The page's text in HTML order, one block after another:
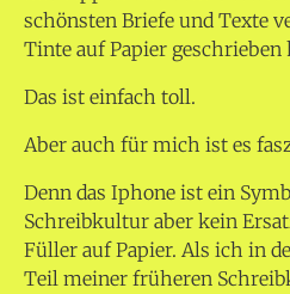
schönsten Briefe und Texte
Tinte auf Papier geschrieben
Das ist einfach toll.
Aber auch für mich ist es
Denn das Iphone ist ein
Schreibkultur aber kein
Füller auf Papier. Als ich in
Teil meiner früheren